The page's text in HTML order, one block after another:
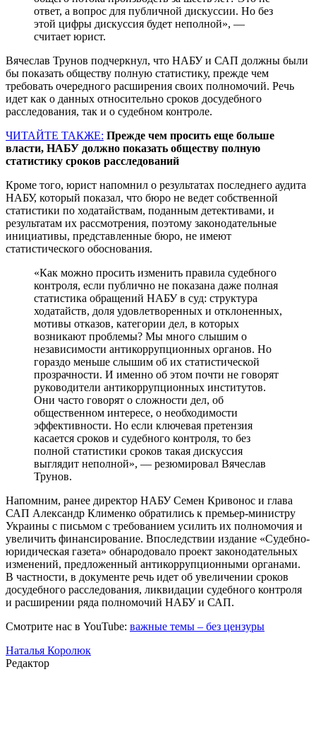
ответ, а вопрос для публичной дискуссии. Но без
этой цифры дискуссия будет неполной», —
считает юрист.
Вячеслав Трунов подчеркнул, что НАБУ и САП должны были
бы показать обществу полную статистику, прежде чем
требовать очередного расширения своих полномочий. Речь
идет как о данных относительно сроков досудебного
расследования, так и о судебном контроле.
ЧИТАЙТЕ ТАКЖЕ: Прежде чем просить еще больше
власти, НАБУ должно показать обществу полную
статистику сроков расследований
Кроме того, юрист напомнил о результатах последнего аудита
НАБУ, который показал, что бюро не ведет собственной
статистики по ходатайствам, поданным детективами, и
результатам их рассмотрения, поэтому законодательные
инициативы, представленные бюро, не имеют
статистического обоснования.
«Как можно просить изменить правила судебного
контроля, если публично не показана даже полная
статистика обращений НАБУ в суд: структура
ходатайств, доля удовлетворенных и отклоненных,
мотивы отказов, категории дел, в которых
возникают проблемы? Мы много слышим о
независимости антикоррупционных органов. Но
гораздо меньше слышим об их статистической
прозрачности. И именно об этом почти не говорят
руководители антикоррупционных институтов.
Они часто говорят о сложности дел, об
общественном интересе, о необходимости
эффективности. Но если ключевая претензия
касается сроков и судебного контроля, то без
полной статистики сроков такая дискуссия
выглядит неполной», — резюмировал Вячеслав
Трунов.
Напомним, ранее директор НАБУ Семен Кривонос и глава
САП Александр Клименко обратились к премьер-министру
Украины с письмом с требованием усилить их полномочия и
увеличить финансирование. Впоследствии издание «Судебно-
юридическая газета» обнародовало проект законодательных
изменений, предложенный антикоррупционными органами.
В частности, в документе речь идет об увеличении сроков
досудебного расследования, ликвидации судебного контроля
и расширении ряда полномочий НАБУ и САП.
Смотрите нас в YouTube: важные темы – без цензуры
Наталья Королюк
Редактор